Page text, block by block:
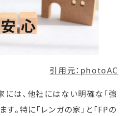
引用元：photoAC
は、他社にはない明確な「強
。特に「レンガの家」と「FPの